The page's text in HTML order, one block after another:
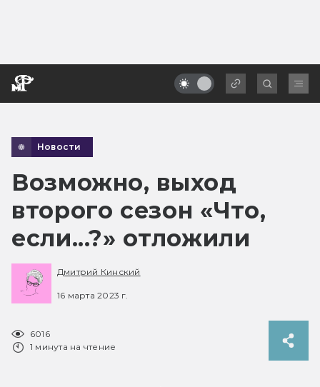
Новости
Возможно, выход
второго сезон «Что,
если...?» отложили
Дмитрий Кинский
16 марта 2023 г.
6016
1 минута на чтение